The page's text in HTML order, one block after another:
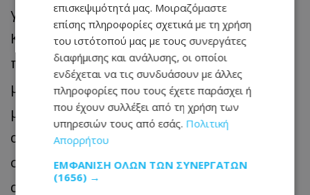
γειτονιά. Στο παρελθόν, είπε, η Ιταλία, η
Κομισιόν και άλλα κράτη μέλη της ΕΕ
προσπαθούσαν να αντιμετωπίσουν τη
μετανάστευση. «Τώρα, κατά τη γνώμη
μου, η πρόκληση είναι να διευρύνουμε
αυτήν την προσέγγιση ώστε να
συνδυάσουμε την ασφάλεια, την
ανάπτυξη, την ενέργεια στη συνεργασία
επισκεψιμότητά μας. Μοιραζόμαστε
επίσης πληροφορίες σχετικά με τη χρήση
του ιστότοπού μας με τους συνεργάτες
διαφήμισης και ανάλυσης, οι οποίοι
ενδέχεται να τις συνδυάσουν με άλλες
πληροφορίες που τους έχετε παράσχει ή
που έχουν συλλέξει από τη χρήση των
υπηρεσιών τους από εσάς. Πολιτική
Απορρήτου
ΕΜΦΆΝΙΣΗ ΌΛΩΝ ΤΩΝ ΣΥΝΕΡΓΑΤΏΝ
(1656) →